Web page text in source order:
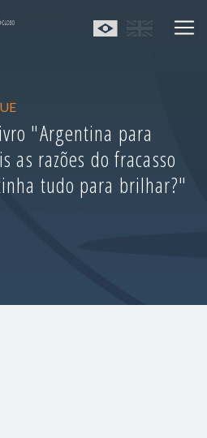
"Argentina para
as razões do fracasso
tudo para brilhar?"